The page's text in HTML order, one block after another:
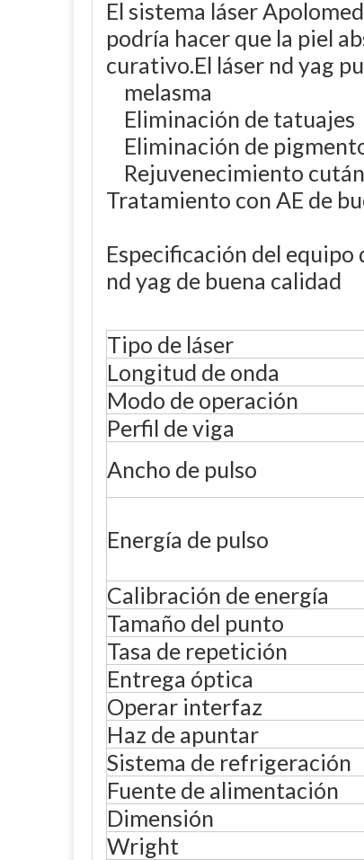
El sistema láser
podría hacer que la piel
curativo.El láser nd yag
melasma
Eliminación de tatuajes
Eliminación de
Rejuvenecimiento
Tratamiento con AE de
Especificación del
nd yag de buena calidad
Tipo de láser
Longitud de onda
Modo de operación
Perfil de viga
Ancho de pulso
Energía de pulso
Calibración de energía
Tamaño del punto
Tasa de repetición
Entrega óptica
Operar interfaz
Haz de apuntar
Sistema de refrigeración
Fuente de alimentación
Dimensión
Wright